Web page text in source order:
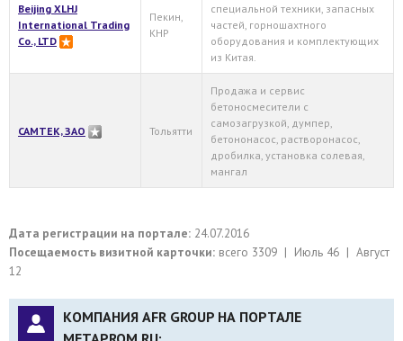
Beijing XLHJ
International Trading
Co., LTD
Пекин,
КНР
специальной техники, запасных
частей, горношахтного
оборудования и комплектующих
из Китая.
САМТЕК, ЗАО Тольятти
Продажа и сервис
бетоносмесители с
самозагрузкой, думпер,
бетононасос, растворонасос,
дробилка, установка солевая,
мангал
Дата регистрации на портале: 24.07.2016
Посещаемость визитной карточки: всего 3309 | Июль 46 | Август
12
КОМПАНИЯ AFR GROUP НА ПОРТАЛЕ